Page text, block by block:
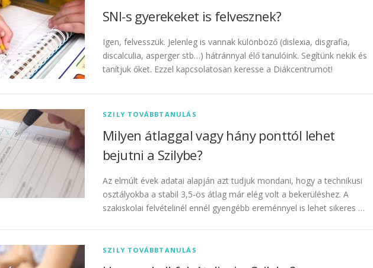
SNI-s gyerekeket is felvesznek?
Igen, felvesszük. Jelenleg is vannak különböző (dislexia, disgrafia,
discalculia, asperger stb…) hátránnyal élő tanulóink. Segítünk nekik és
tanítjuk őket. Ezzel kapcsolatosan keresse a Diákcentrumot!
SZILY TOVÁBBTANULÁS
Milyen átlaggal vagy hány ponttól lehet
bejutni a Szilybe?
Az elmúlt évek adatai alapján azt tudjuk mondani, hogy a technikusi
osztályokba a stabil 3,5-ös átlag már elég volt a bekerüléshez. A
szakiskolai felvételinél ennél gyengébb ereménnyel is lehet sikeres …
SZILY TOVÁBBTANULÁS